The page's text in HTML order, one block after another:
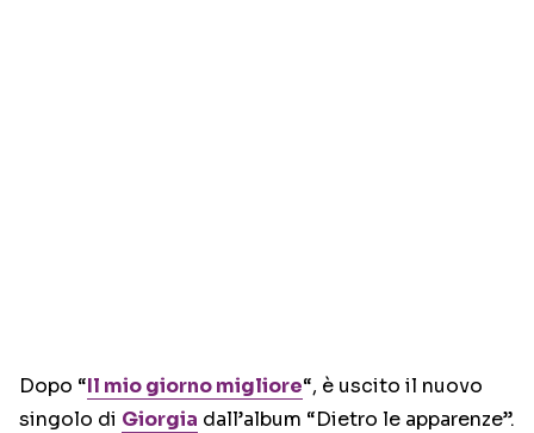
Dopo “Il mio giorno migliore“, è uscito il nuovo
singolo di Giorgia dall’album “Dietro le apparenze”.